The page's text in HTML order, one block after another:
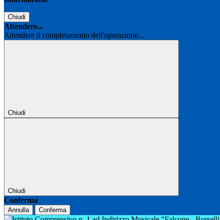
Chiudi
Attendere...
Attendere il completamento dell'operazione...
Chiudi
Chiudi
Conferma
Annulla Conferma